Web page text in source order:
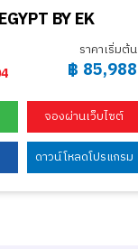
BY EK
ราคาเริ่มต้น
฿ 85,988
จองผ่านเว็บไซต์
ดาวน์โหลดโปรแกรม